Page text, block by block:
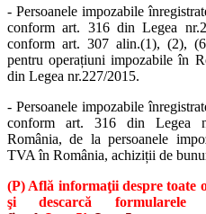
- Persoanele impozabile
conform art. 316 din Legea
conform art. 307 alin.(1), (2),
pentru operațiuni impozabile în
din Legea nr.227/2015.
- Persoanele impozabile
conform art. 316 din Legea
România, de la persoanele
TVA în România, achiziții de
(P) Află informaţii despre toate
şi descarcă formularele